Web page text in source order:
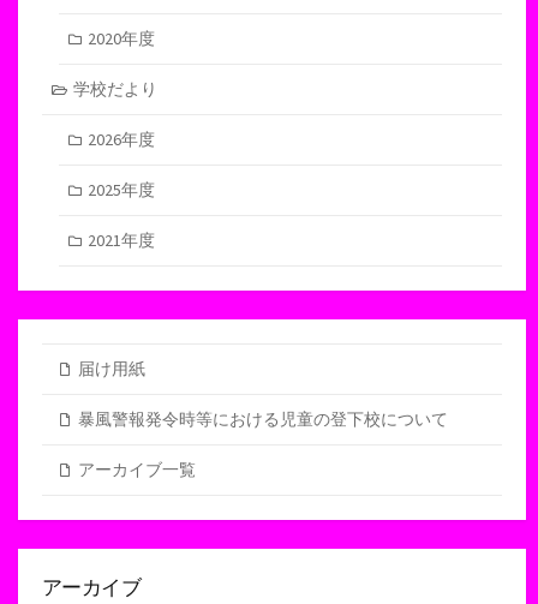
2020年度
学校だより
2026年度
2025年度
2021年度
届け用紙
暴風警報発令時等における児童の登下校について
アーカイブ一覧
アーカイブ